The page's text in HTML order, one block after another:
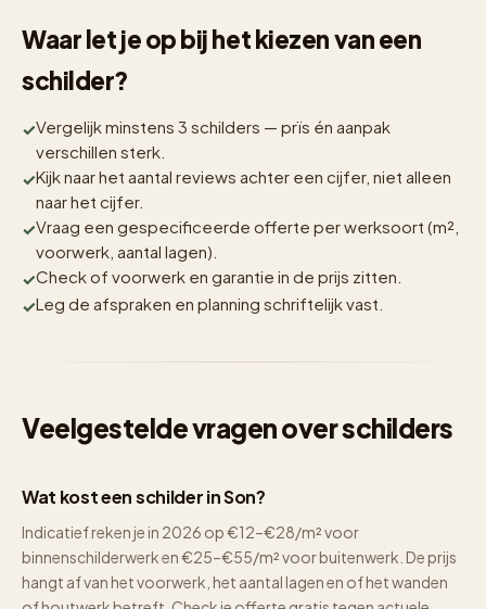
Waar let je op bij het kiezen van een
schilder?
Vergelijk minstens 3 schilders — prïs én aanpak
verschillen sterk.
Kijk naar het aantal reviews achter een cijfer, niet alleen
naar het cijfer.
Vraag een gespecificeerde offerte per werksoort (m²,
voorwerk, aantal lagen).
Check of voorwerk en garantie in de prijs zitten.
Leg de afspraken en planning schriftelijk vast.
Veelgestelde vragen over schilders
Wat kost een schilder in Son?
Indicatief reken je in 2026 op €12–€28/m² voor
binnenschilderwerk en €25–€55/m² voor buitenwerk. De prijs
hangt af van het voorwerk, het aantal lagen en of het wanden